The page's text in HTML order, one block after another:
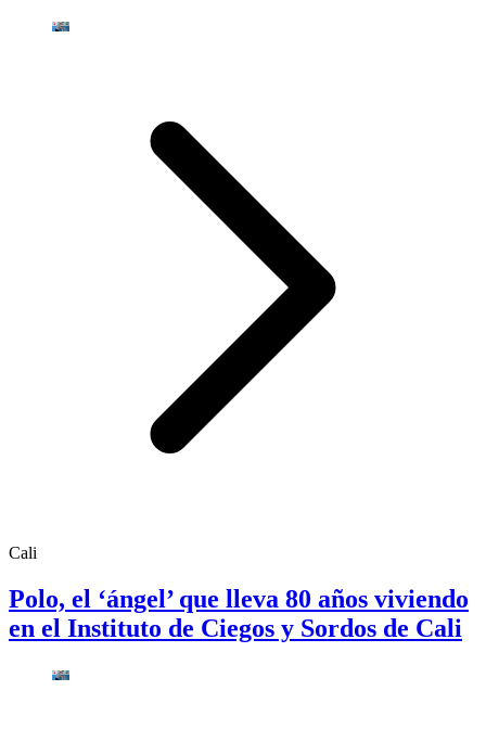
Cali
Polo, el ‘ángel’ que lleva 80 años viviendo
en el Instituto de Ciegos y Sordos de Cali